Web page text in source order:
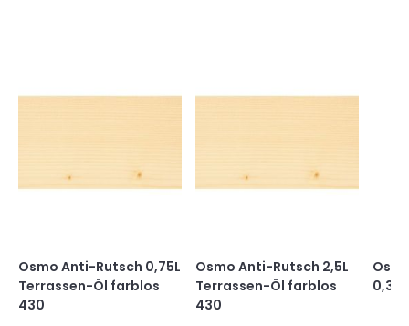
Osmo Anti-Rutsch 0,75L
Terrassen-Öl farblos
430
Osmo Anti-Rutsch 2,5L
Terrassen-Öl farblos
430